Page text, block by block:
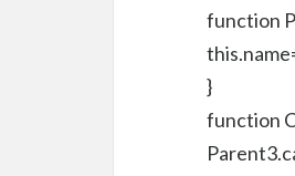
function
}
function